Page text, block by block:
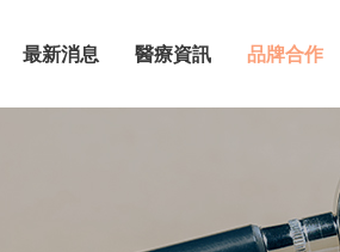
最新消息 醫療資訊 品牌合作